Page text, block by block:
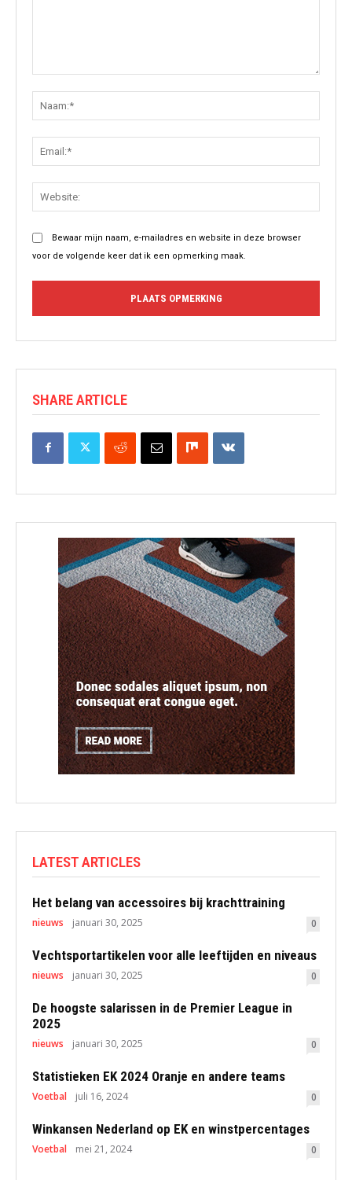
Bewaar mijn naam, e-mailadres en website in deze browser
voor de volgende keer dat ik een opmerking maak.
SHARE ARTICLE
LATEST ARTICLES
Het belang van accessoires bij krachttraining
nieuws januari 30, 2025 0
Vechtsportartikelen voor alle leeftijden en niveaus
nieuws januari 30, 2025 0
De hoogste salarissen in de Premier League in
2025
nieuws januari 30, 2025 0
Statistieken EK 2024 Oranje en andere teams
Voetbal juli 16, 2024 0
Winkansen Nederland op EK en winstpercentages
Voetbal mei 21, 2024 0